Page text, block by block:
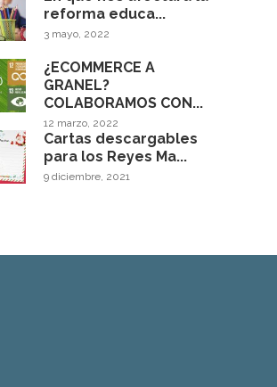
reforma educa...
3 mayo, 2022
¿ECOMMERCE A
GRANEL?
COLABORAMOS CON...
12 marzo, 2022
Cartas descargables
para los Reyes Ma...
9 diciembre, 2021